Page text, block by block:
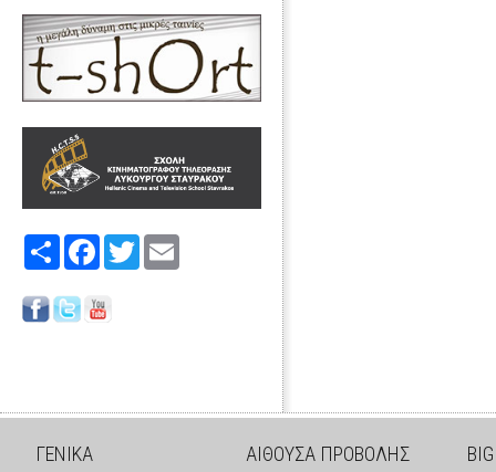
Share FacebookTwitter
ΓΕΝΙΚΑ ΑΙΘΟΥΣΑ ΠΡΟΒΟΛΗΣ